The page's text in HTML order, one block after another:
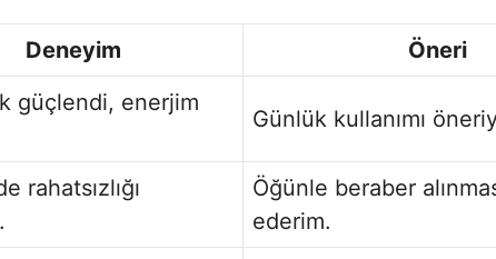
Deneyim
Öneri
güçlendi, enerjim
Günlük kullanımı
rahatsızlığı
Öğünle beraber
ederim.